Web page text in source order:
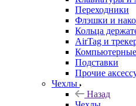
Переходники
Флэшки и
Кольца
AirTag и
Подставки
Прочие
Чехлы
Назад